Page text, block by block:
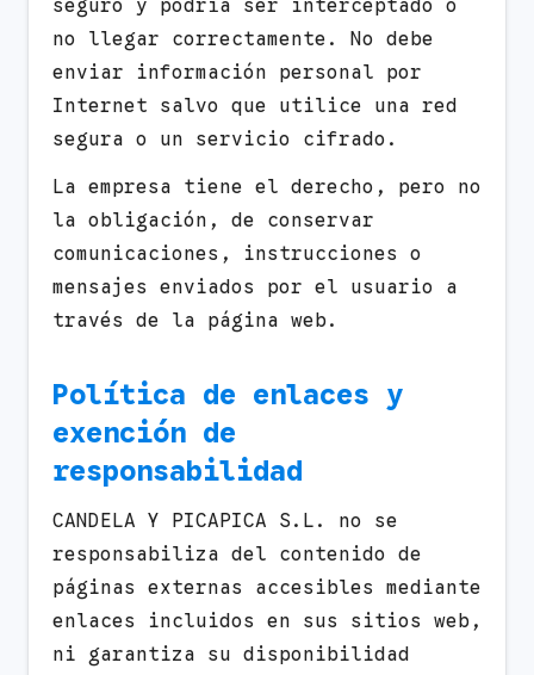
seguro y podría ser interceptado o
no llegar correctamente. No debe
enviar información personal por
Internet salvo que utilice una red
segura o un servicio cifrado.
La empresa tiene el derecho, pero no
la obligación, de conservar
comunicaciones, instrucciones o
mensajes enviados por el usuario a
través de la página web.
Política de enlaces y
exención de
responsabilidad
CANDELA Y PICAPICA S.L. no se
responsabiliza del contenido de
páginas externas accesibles mediante
enlaces incluidos en sus sitios web,
ni garantiza su disponibilidad